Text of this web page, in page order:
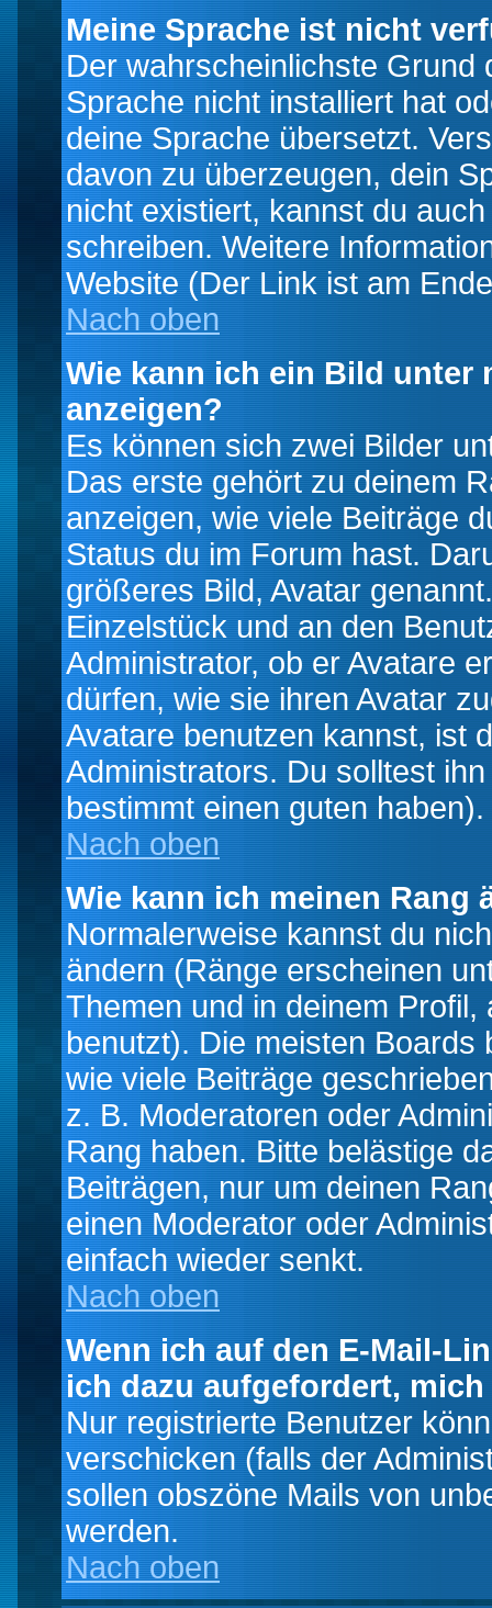
Meine Sprache ist nicht
Der wahrscheinlichste Grund
Sprache nicht installiert hat
deine Sprache übersetzt.
davon zu überzeugen, dein
nicht existiert, kannst du
schreiben. Weitere
Website (Der Link ist am
Nach oben
Wie kann ich ein Bild unter
anzeigen?
Es können sich zwei Bilder
Das erste gehört zu deinem
anzeigen, wie viele Beiträge
Status du im Forum hast.
größeres Bild, Avatar
Einzelstück und an den
Administrator, ob er Avatare
dürfen, wie sie ihren Avatar
Avatare benutzen kannst, ist
Administrators. Du solltest
bestimmt einen guten haben).
Nach oben
Wie kann ich meinen Rang
Normalerweise kannst du
ändern (Ränge erscheinen
Themen und in deinem
benutzt). Die meisten
wie viele Beiträge
z. B. Moderatoren oder
Rang haben. Bitte belästige
Beiträgen, nur um deinen
einen Moderator oder
einfach wieder senkt.
Nach oben
Wenn ich auf den E-Mail-
ich dazu aufgefordert,
Nur registrierte Benutzer
verschicken (falls der
sollen obszöne Mails von
werden.
Nach oben